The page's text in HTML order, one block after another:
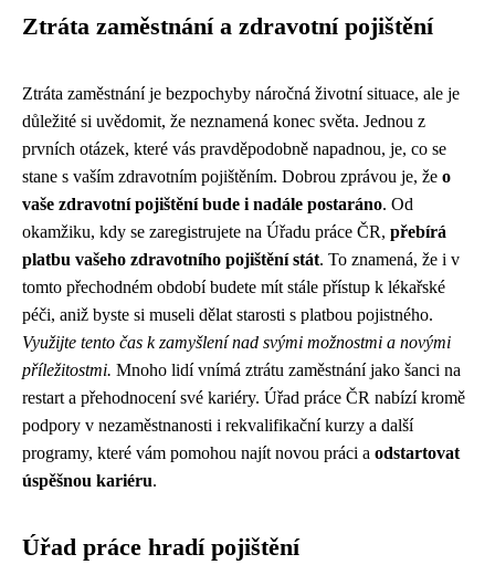
Ztráta zaměstnání a zdravotní pojištění
Ztráta zaměstnání je bezpochyby náročná životní situace, ale je
důležité si uvědomit, že neznamená konec světa. Jednou z
prvních otázek, které vás pravděpodobně napadnou, je, co se
stane s vaším zdravotním pojištěním. Dobrou zprávou je, že o
vaše zdravotní pojištění bude i nadále postaráno. Od
okamžiku, kdy se zaregistrujete na Úřadu práce ČR, přebírá
platbu vašeho zdravotního pojištění stát. To znamená, že i v
tomto přechodném období budete mít stále přístup k lékařské
péči, aniž byste si museli dělat starosti s platbou pojistného.
Využijte tento čas k zamyšlení nad svými možnostmi a novými
příležitostmi. Mnoho lidí vnímá ztrátu zaměstnání jako šanci na
restart a přehodnocení své kariéry. Úřad práce ČR nabízí kromě
podpory v nezaměstnanosti i rekvalifikační kurzy a další
programy, které vám pomohou najít novou práci a odstartovat
úspěšnou kariéru.
Úřad práce hradí pojištění